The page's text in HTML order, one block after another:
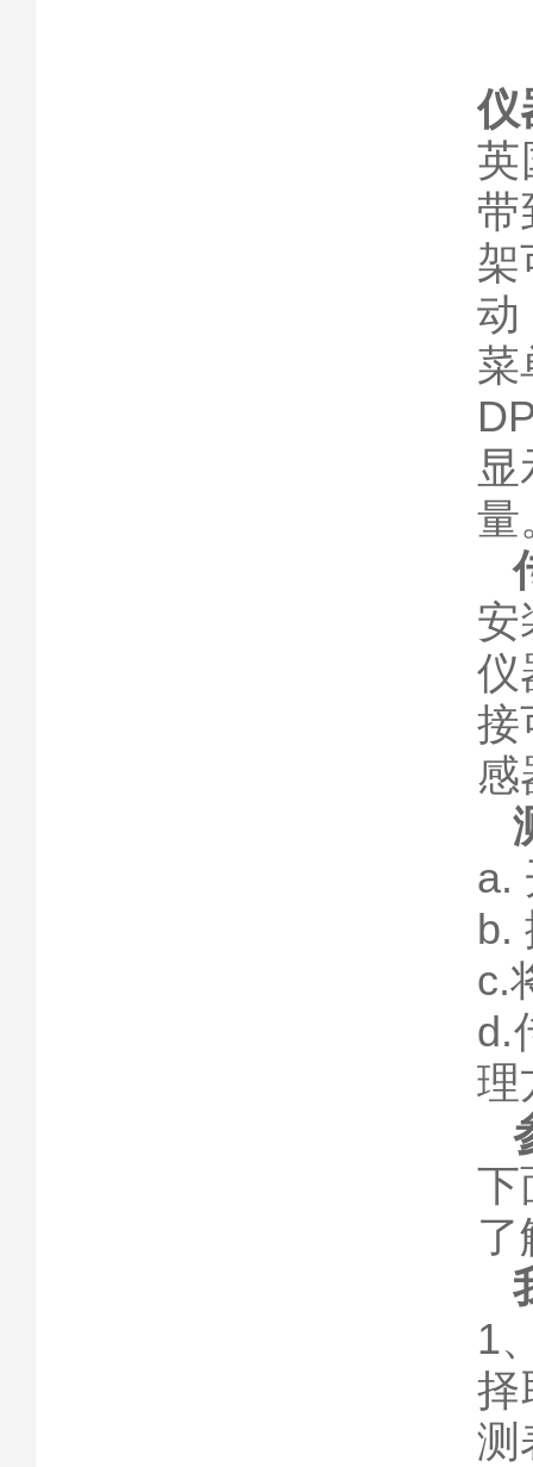
仪
英
带
架
动
菜
量
安
仪
接
感
a.
b.
c.
d.
理
下
1
择
测